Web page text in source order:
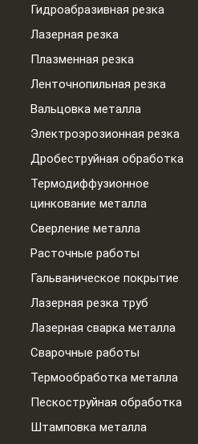
Гидроабразивная резка
Лазерная резка
Плазменная резка
Ленточнопильная резка
Вальцовка металла
Электроэрозионная резка
Дробеструйная обработка
Термодиффузионное
цинкование металла
Сверление металла
Расточные работы
Гальваническое покрытие
Лазерная резка труб
Лазерная сварка металла
Сварочные работы
Термообработка металла
Пескоструйная обработка
Штамповка металла